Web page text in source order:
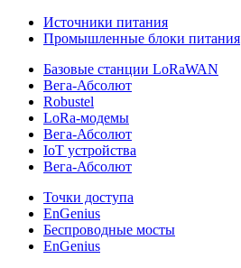
Источники питания
Промышленные блоки питания
Базовые станции LoRaWAN
Вега-Абсолют
Robustel
LoRa-модемы
Вега-Абсолют
IoT устройства
Вега-Абсолют
Точки доступа
EnGenius
Беспроводные мосты
EnGenius